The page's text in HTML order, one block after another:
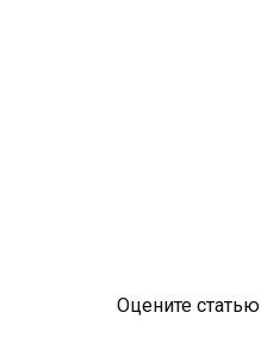
Оцените статью